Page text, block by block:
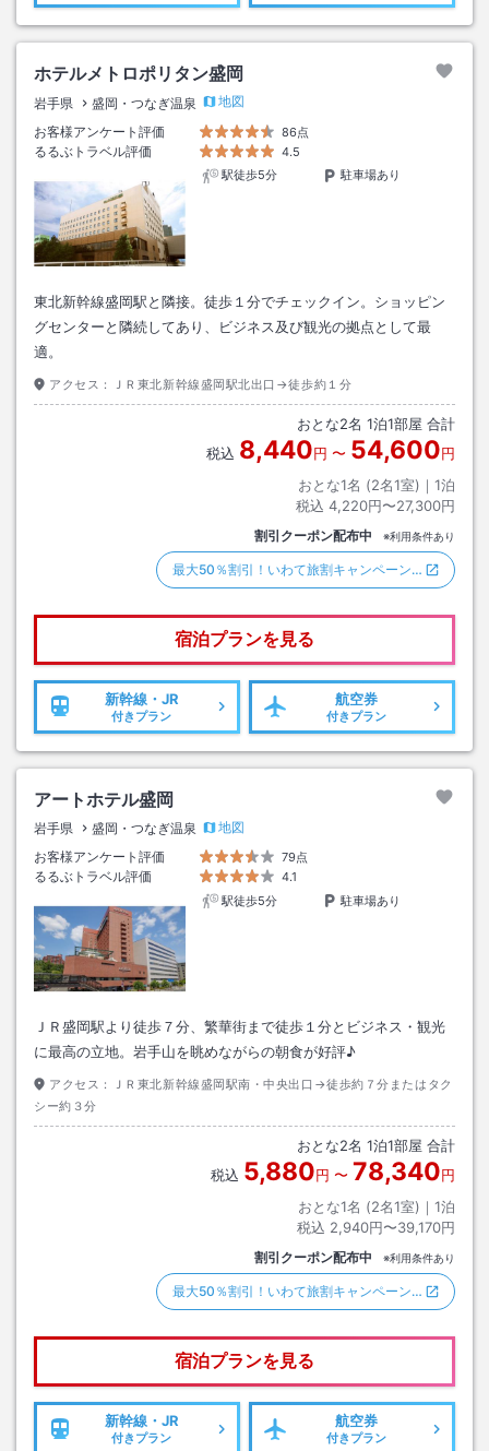
ホテルメトロポリタン盛岡
岩手県 盛岡・つなぎ温泉
地図
お客様アンケート評価
86点
るるぶトラベル評価
4.5
駅徒歩5分
駐車場あり
東北新幹線盛岡駅と隣接。徒歩１分でチェックイン。ショッピン
グセンターと隣続してあり、ビジネス及び観光の拠点として最
適。
アクセス： ＪＲ東北新幹線盛岡駅北出口→徒歩約１分
おとな2名 1泊1部屋 合計
税込 8,440円 〜 54,600円
おとな1名 (2名1室)｜ 1泊
税込 4,220円〜27,300円
割引クーポン配布中 ※利用条件あり
最大50％割引！いわて旅割キャンペーン…
宿泊プランを見る
新幹線・JR
付きプラン
航空券
付きプラン
アートホテル盛岡
岩手県 盛岡・つなぎ温泉
地図
お客様アンケート評価
79点
るるぶトラベル評価
4.1
駅徒歩5分
駐車場あり
ＪＲ盛岡駅より徒歩７分、繁華街まで徒歩１分とビジネス・観光
に最高の立地。岩手山を眺めながらの朝食が好評♪
アクセス：
ＪＲ東北新幹線盛岡駅南・中央出口→徒歩約７分またはタク
シー約３分
おとな2名 1泊1部屋 合計
税込 5,880円 〜 78,340円
おとな1名 (2名1室)｜ 1泊
税込 2,940円〜39,170円
割引クーポン配布中 ※利用条件あり
最大50％割引！いわて旅割キャンペーン…
宿泊プランを見る
新幹線・JR
付きプラン
航空券
付きプラン